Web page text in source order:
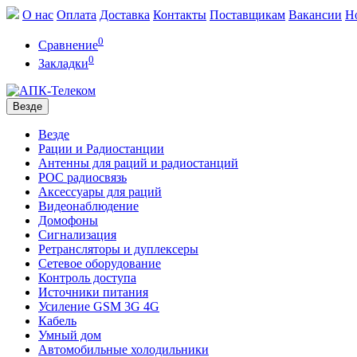
О нас Оплата Доставка Контакты Поставщикам Вакансии
Сравнение0
Закладки0
Везде
Везде
Рации и Радиостанции
Антенны для раций и радиостанций
POC радиосвязь
Аксессуары для раций
Видеонаблюдение
Домофоны
Сигнализация
Ретрансляторы и дуплексеры
Сетевое оборудование
Контроль доступа
Источники питания
Усиление GSM 3G 4G
Кабель
Умный дом
Автомобильные холодильники